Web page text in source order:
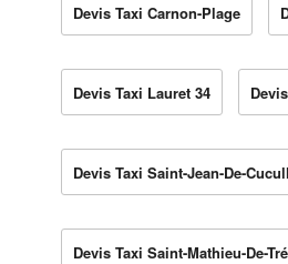
Devis Taxi Carnon-Plage
Devis Taxi Lauret 34
Devis Taxi Saint-Jean-De-
Devis Taxi Saint-Mathieu-De-